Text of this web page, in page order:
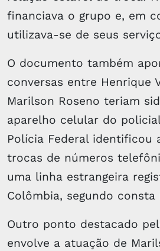
financiava o grupo e, em
utilizava-se de seus
O documento também
conversas entre Henrique
Marilson Roseno teriam
aparelho celular do
Polícia Federal identificou
trocas de números
uma linha estrangeira
Colômbia, segundo consta
Outro ponto destacado
envolve a atuação de